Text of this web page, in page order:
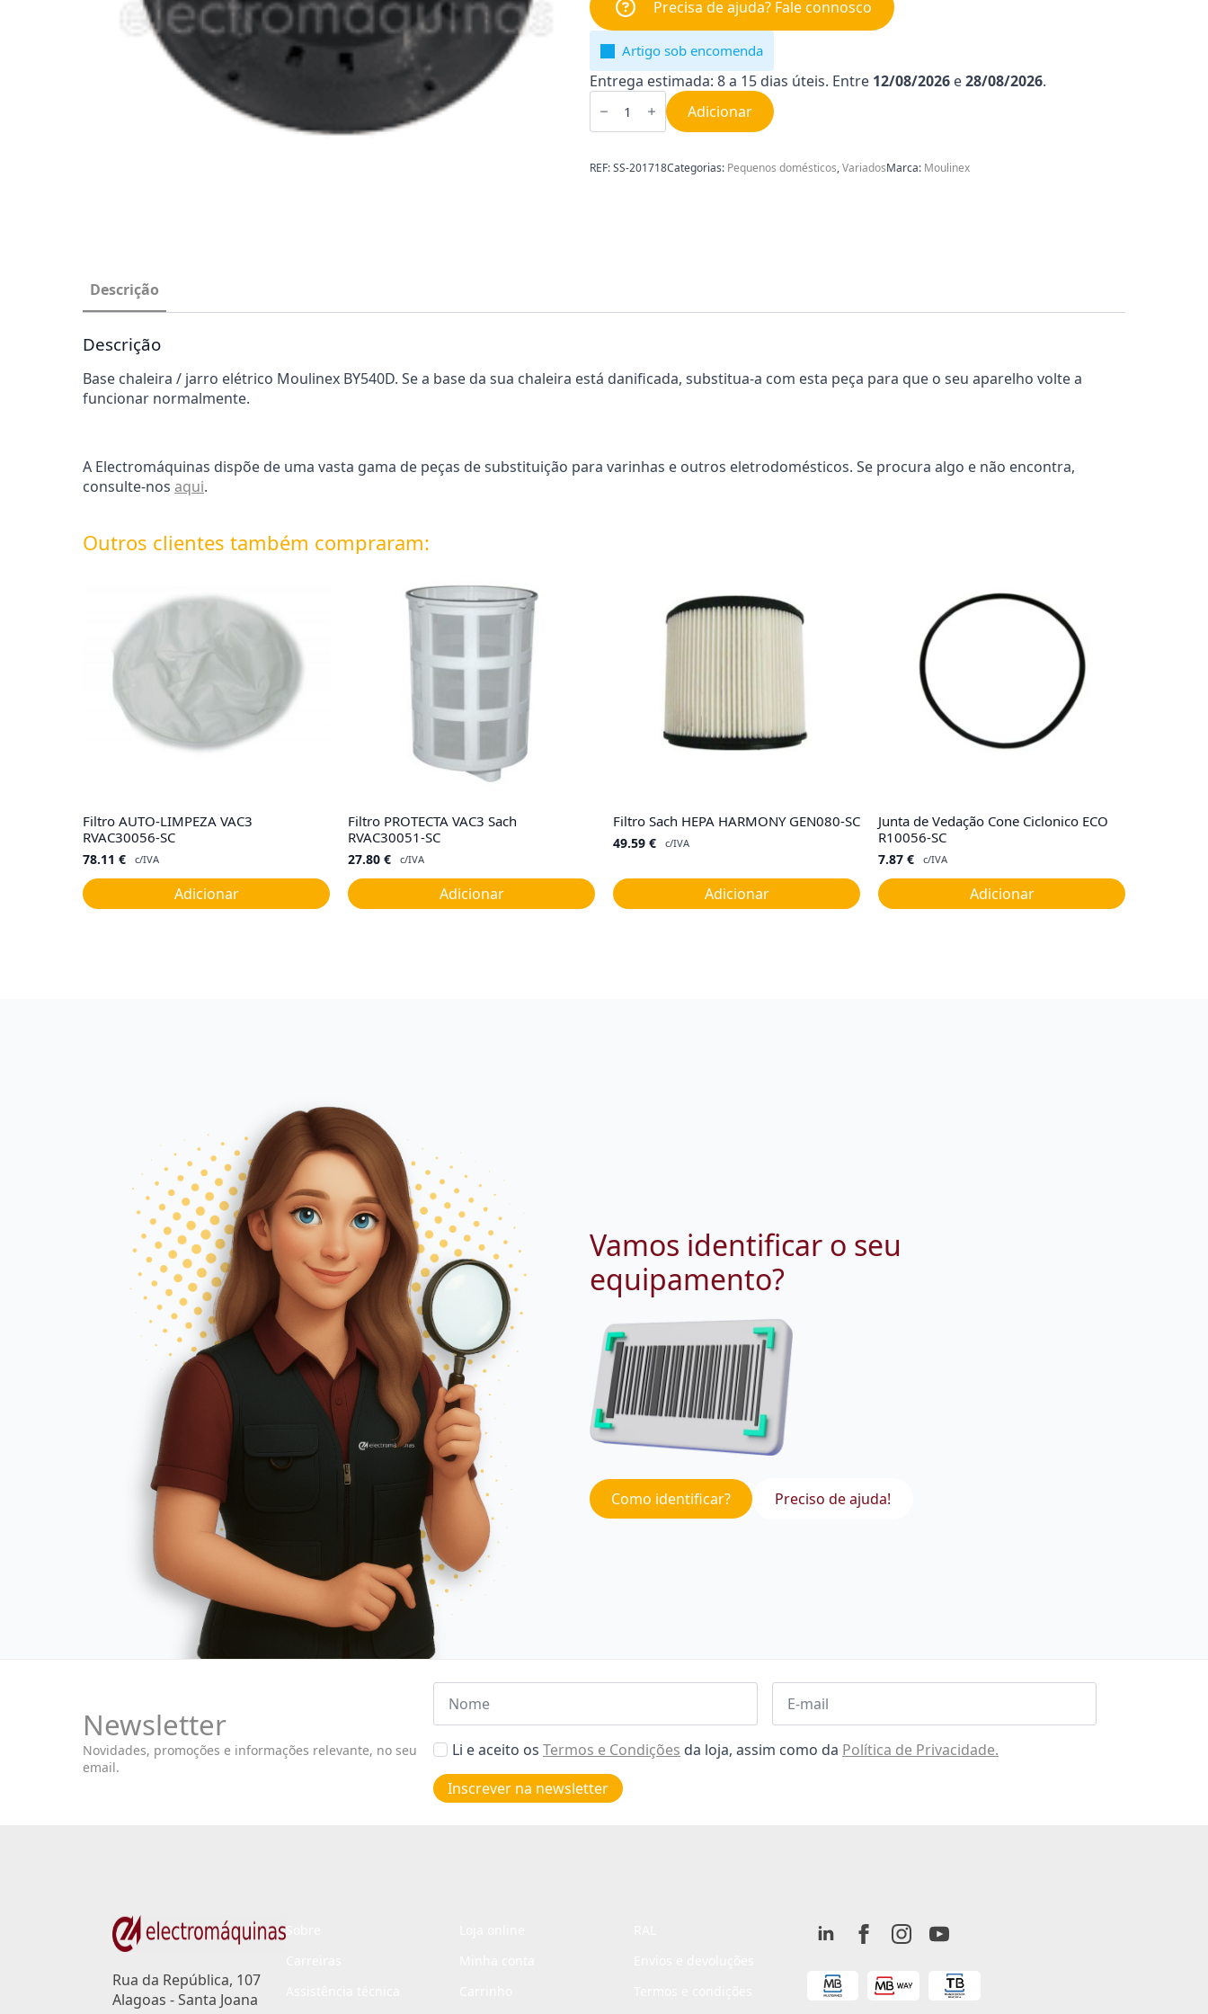
Precisa de ajuda? Fale connosco
Artigo sob encomenda
Entrega estimada: 8 a 15 dias úteis. Entre 12/08/2026 e28/08/2026.
Quantidade
de
para
Elétrico
Moulinex
Adicionar
REF:SS-201718Categorias: Pequenos domésticos,VariadosMarca: Moulinex
Descrição
Descrição
Base chaleira / jarro elétrico Moulinex BY540D. Se a base da sua chaleira está danificada, substitua-a com esta peça para que o seu aparelho volte a
funcionar normalmente.
A Electromáquinas dispõe de uma vasta gama de peças de substituição para varinhas e outros eletrodomésticos. Se procura algo e não encontra,
consulte-nos aqui.
Outros clientes também compraram:
Filtro AUTO-LIMPEZA VAC3
RVAC30056-SC
78.11 € c/IVA
Adicionar
Filtro PROTECTA VAC3 Sach
RVAC30051-SC
27.80 € c/IVA
Adicionar
Filtro Sach HEPA HARMONY GEN080-SC
49.59 € c/IVA
Adicionar
Junta de Vedação Cone Ciclonico ECO
R10056-SC
7.87 € c/IVA
Adicionar
Vamos identificar o seu
equipamento?
Como identificar? Preciso de ajuda!
Newsletter
Novidades, promoções e informações relevante, no seu
email.
Nome Email
Aceitar
de
privacidade
Li e aceito os Termos e Condições da loja, assim como da Política de Privacidade.
Inscrever na newsletter
Rua da República, 107
Alagoas - Santa Joana